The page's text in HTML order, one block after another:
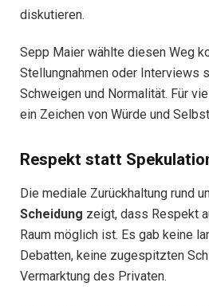
diskutieren.
Sepp Maier wählte diesen Weg
Stellungnahmen oder Interviews
Schweigen und Normalität. Für
ein Zeichen von Würde und
Respekt statt
Die mediale Zurückhaltung rund
Scheidung zeigt, dass Respekt
Raum möglich ist. Es gab keine
Debatten, keine zugespitzten
Vermarktung des Privaten.